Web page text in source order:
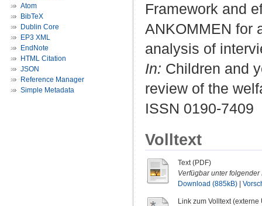
Atom
BibTeX
Dublin Core
EP3 XML
EndNote
HTML Citation
JSON
Reference Manager
Simple Metadata
Framework and
ANKOMMEN for
analysis of
In: Children and
review of the
ISSN 0190-7409
Volltext
Text (PDF)
Verfügbar unter folgender
Download (885kB)
Link zum Volltext (externe